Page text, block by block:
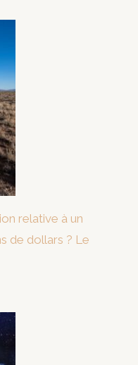
relative à un
de dollars ? Le